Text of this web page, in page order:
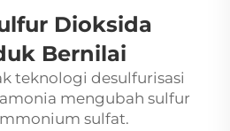
Dioksida
Bernilai
teknologi desulfurisasi
mengubah sulfur
sulfat.